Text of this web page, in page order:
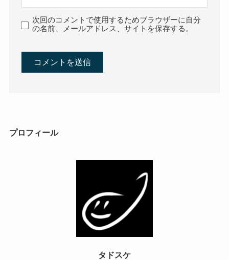
次回のコメントで使用するためブラウザーに自分
の名前、メールアドレス、サイトを保存する。
プロフィール
タドスケ